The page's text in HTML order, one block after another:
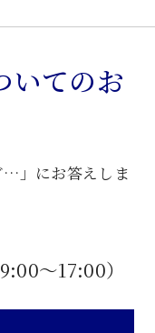
いてのお
…」にお答えしま
9:00〜17:00）